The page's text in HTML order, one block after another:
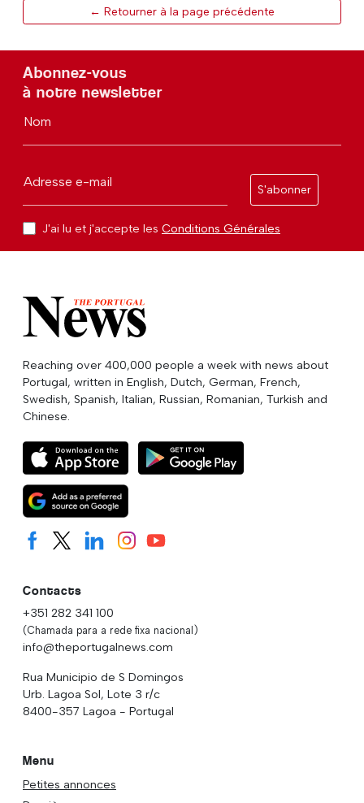
← Retourner à la page précédente
Abonnez-vous
à notre newsletter
Nom
Adresse e-mail
S'abonner
J'ai lu et j'accepte les Conditions Générales
Reaching over 400,000 people a week with news about
Portugal, written in English, Dutch, German, French,
Swedish, Spanish, Italian, Russian, Romanian, Turkish and
Chinese.
Contacts
+351 282 341 100
(Chamada para a rede fixa nacional)
info@theportugalnews.com
Rua Municipio de S Domingos
Urb. Lagoa Sol, Lote 3 r/c
8400-357 Lagoa - Portugal
Menu
Petites annonces